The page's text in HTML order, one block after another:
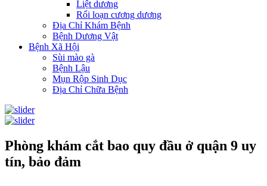
Liệt dương
Rối loạn cương dương
Địa Chỉ Khám Bệnh
Bệnh Dương Vật
Bệnh Xã Hội
Sùi mào gà
Bệnh Lậu
Mụn Rộp Sinh Dục
Địa Chỉ Chữa Bệnh
Phòng khám cắt bao quy đầu ở quận 9 uy
tín, bảo đảm